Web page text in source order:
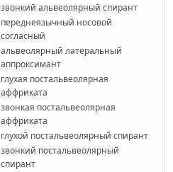
звонкий альвеолярный спирант
переднеязычный носовой
согласный
альвеолярный латеральный
аппроксимант
глухая постальвеолярная
аффриката
звонкая постальвеолярная
аффриката
глухой постальвеолярный спирант
звонкий постальвеолярный
спирант